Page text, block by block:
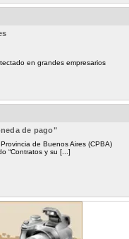
en grandes empresarios
de pago"
de Buenos Aires (CPBA)
“Contratos y su [...]